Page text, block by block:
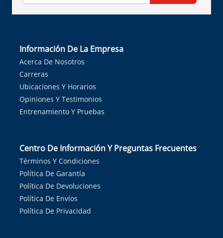
Información De La Empresa
Acerca De Nosotros
Carreras
Ubicaciones Y Horarios
Opiniones Y Testimonios
Entrenamiento Y Pruebas
Centro De Información Y Preguntas Frecuentes
Términos Y Condiciones
Política De Garantía
Política De Devoluciones
Política De Envíos
Política De Privacidad